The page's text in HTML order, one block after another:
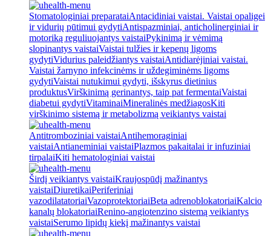
Stomatologiniai preparataiAntacidiniai vaistai. Vaistai opaligei
ir vidurių pūtimui gydytiAntispazminiai, anticholinerginiai ir
motoriką reguliuojantys vaistaiPykinimą ir vėmimą
slopinantys vaistaiVaistai tulžies ir kepenų ligoms
gydytiVidurius paleidžiantys vaistaiAntidiarėjiniai vaistai.
Vaistai žarnyno infekcinėms ir uždegiminėms ligoms
gydytiVaistai nutukimui gydyti, išskyrus dietinius
produktusVirškinimą gerinantys, taip pat fermentaiVaistai
diabetui gydytiVitaminaiMineralinės medžiagosKiti
virškinimo sistemą ir metabolizmą veikiantys vaistai
Antitromboziniai vaistaiAntihemoraginiai
vaistaiAntianeminiai vaistaiPlazmos pakaitalai ir infuziniai
tirpalaiKiti hematologiniai vaistai
Širdį veikiantys vaistaiKraujospūdį mažinantys
vaistaiDiuretikaiPeriferiniai
vazodilatatoriaiVazoprotektoriaiBeta adrenoblokatoriaiKalcio
kanalų blokatoriaiRenino-angiotenzino sistemą veikiantys
vaistaiSerumo lipidų kiekį mažinantys vaistai